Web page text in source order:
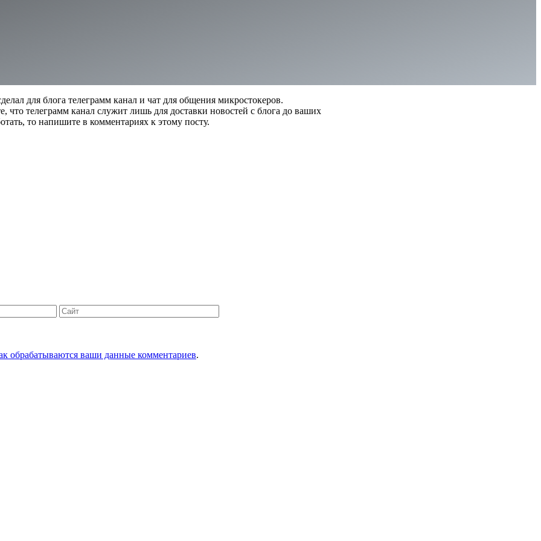
для блога телеграмм канал и чат для общения микростокеров.
что телеграмм канал служит лишь для доставки новостей с блога до ваших
то напишите в комментариях к этому посту.
Сайт
обрабатываются ваши данные комментариев.